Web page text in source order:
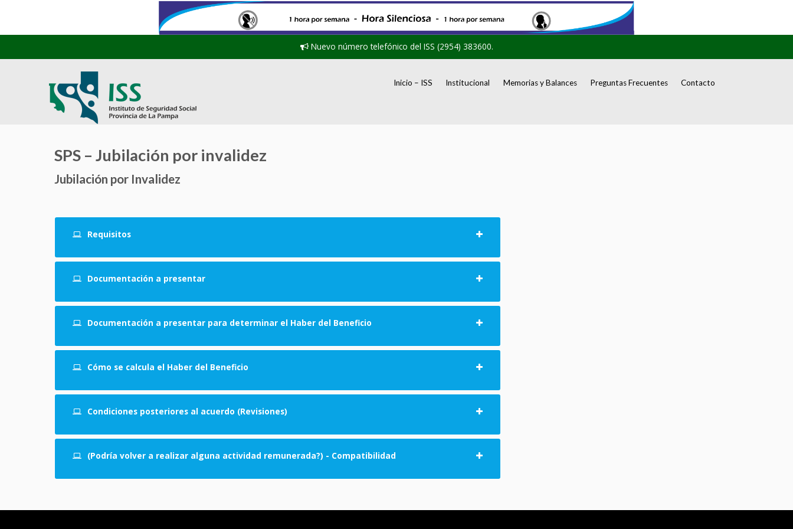
Nuevo número telefónico del ISS (2954) 383600.
Inicio – ISS Institucional Memorias y Balances Preguntas Frecuentes Contacto
SPS – Jubilación por invalidez
Jubilación por Invalidez
Requisitos
Documentación a presentar
Documentación a presentar para determinar el Haber del Beneficio
Cómo se calcula el Haber del Beneficio
Condiciones posteriores al acuerdo (Revisiones)
(Podría volver a realizar alguna actividad remunerada?) - Compatibilidad